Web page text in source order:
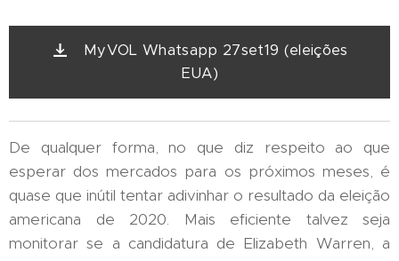
MyVOL Whatsapp 27set19 (eleições
EUA)
De qualquer forma, no que diz respeito ao que
esperar dos mercados para os próximos meses, é
quase que inútil tentar adivinhar o resultado da eleição
americana de 2020. Mais eficiente talvez seja
monitorar se a candidatura de Elizabeth Warren, a